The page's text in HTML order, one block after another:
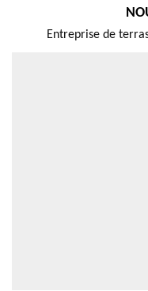
Entreprise de